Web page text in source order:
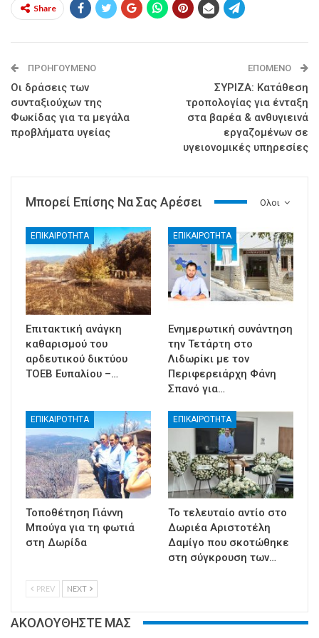
Share
ΠΡΟΗΓΟΎΜΕΝΟ
Οι δράσεις των
συνταξιούχων της
Φωκίδας για τα μεγάλα
προβλήματα υγείας
ΕΠΌΜΕΝΟ
ΣΥΡΙΖΑ: Κατάθεση
τροπολογίας για ένταξη
στα βαρέα & ανθυγιεινά
εργαζομένων σε
υγειονομικές υπηρεσίες
Ολοι
Μπορεί Επίσης Να Σας Αρέσει
ΕΠΙΚΑΙΡΟΤΗΤΑ
Επιτακτική ανάγκη
καθαρισμού του
αρδευτικού δικτύου
ΤΟΕΒ Ευπαλίου –…
ΕΠΙΚΑΙΡΟΤΗΤΑ
Ενημερωτική συνάντηση
την Τετάρτη στο
Λιδωρίκι με τον
Περιφερειάρχη Φάνη
Σπανό για…
ΕΠΙΚΑΙΡΟΤΗΤΑ
Τοποθέτηση Γιάννη
Μπούγα για τη φωτιά
στη Δωρίδα
ΕΠΙΚΑΙΡΟΤΗΤΑ
Το τελευταίο αντίο στο
Δωριέα Αριστοτέλη
Δαμίγο που σκοτώθηκε
στη σύγκρουση των…
PREV NEXT
ΑΚΟΛΟΥΘΗΣΤΕ ΜΑΣ